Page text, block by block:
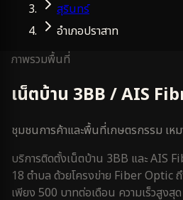
สุรินทร์
อำเภอปราสาท
ภาพรวมพื้นที่
เน็ตบ้าน 3BB / AIS
ชุมชนการค้าและพื้นที่เกษตรกรรม เห
บริการติดตั้งเน็ตบ้าน 3BB และ AIS
18 ตำบล ด้วยโครงข่าย Fiber Optic
เพียง 500 บาทต่อเดือน ความเร็วสูง